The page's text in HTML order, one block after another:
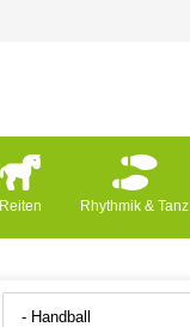
Reiten Rhythmik & Tanz